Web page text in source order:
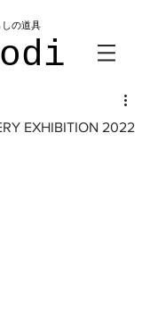
しの道具
EXHIBITION 2022